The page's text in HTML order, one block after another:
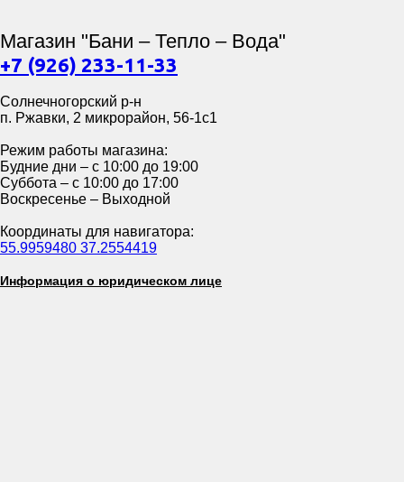
Магазин "Бани – Тепло – Вода"
+7 (926) 233-11-33
Солнечногорский р-н
п. Ржавки, 2 микрорайон, 56-1с1
Режим работы магазина:
Будние дни – с 10:00 до 19:00
Суббота – с 10:00 до 17:00
Воскресенье – Выходной
Координаты для навигатора:
55.9959480 37.2554419
Информация о юридическом лице